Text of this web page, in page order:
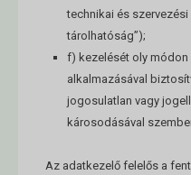
technikai és
tárolhatóság”);
f) kezelését oly módon
alkalmazásával
jogosulatlan vagy
károsodásával
Az adatkezelő felelős a